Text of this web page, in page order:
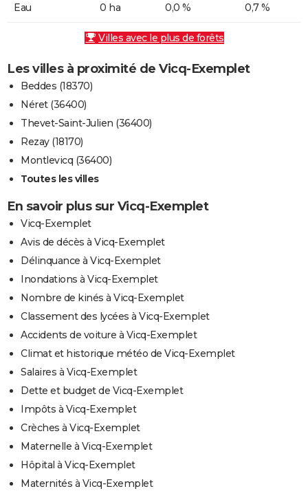
Eau 0 ha 0,0 % 0,7 %
Villes avec le plus de forêts
Les villes à proximité de Vicq-Exemplet
Beddes (18370)
Néret (36400)
Thevet-Saint-Julien (36400)
Rezay (18170)
Montlevicq (36400)
Toutes les villes
En savoir plus sur Vicq-Exemplet
Vicq-Exemplet
Avis de décès à Vicq-Exemplet
Délinquance à Vicq-Exemplet
Inondations à Vicq-Exemplet
Nombre de kinés à Vicq-Exemplet
Classement des lycées à Vicq-Exemplet
Accidents de voiture à Vicq-Exemplet
Climat et historique météo de Vicq-Exemplet
Salaires à Vicq-Exemplet
Dette et budget de Vicq-Exemplet
Impôts à Vicq-Exemplet
Crèches à Vicq-Exemplet
Maternelle à Vicq-Exemplet
Hôpital à Vicq-Exemplet
Maternités à Vicq-Exemplet